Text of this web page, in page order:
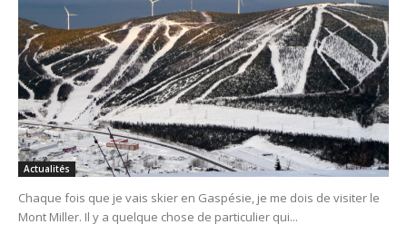
Actualités
Chaque fois que je vais skier en Gaspésie, je me dois de visiter le
Mont Miller. Il y a quelque chose de particulier qui...